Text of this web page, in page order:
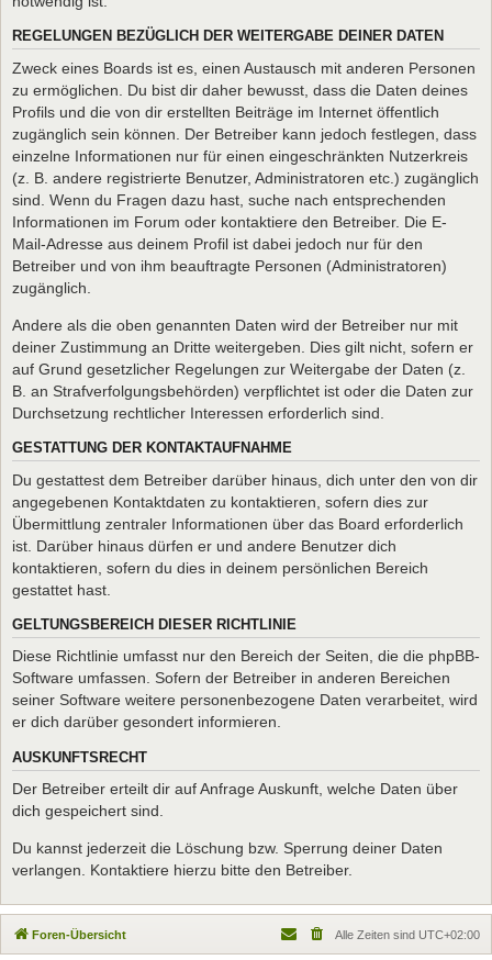
REGELUNGEN BEZÜGLICH DER WEITERGABE DEINER DATEN
Zweck eines Boards ist es, einen Austausch mit anderen Personen
zu ermöglichen. Du bist dir daher bewusst, dass die Daten deines
Profils und die von dir erstellten Beiträge im Internet öffentlich
zugänglich sein können. Der Betreiber kann jedoch festlegen, dass
einzelne Informationen nur für einen eingeschränkten Nutzerkreis
(z. B. andere registrierte Benutzer, Administratoren etc.) zugänglich
sind. Wenn du Fragen dazu hast, suche nach entsprechenden
Informationen im Forum oder kontaktiere den Betreiber. Die E-
Mail-Adresse aus deinem Profil ist dabei jedoch nur für den
Betreiber und von ihm beauftragte Personen (Administratoren)
zugänglich.
Andere als die oben genannten Daten wird der Betreiber nur mit
deiner Zustimmung an Dritte weitergeben. Dies gilt nicht, sofern er
auf Grund gesetzlicher Regelungen zur Weitergabe der Daten (z.
B. an Strafverfolgungsbehörden) verpflichtet ist oder die Daten zur
Durchsetzung rechtlicher Interessen erforderlich sind.
GESTATTUNG DER KONTAKTAUFNAHME
Du gestattest dem Betreiber darüber hinaus, dich unter den von dir
angegebenen Kontaktdaten zu kontaktieren, sofern dies zur
Übermittlung zentraler Informationen über das Board erforderlich
ist. Darüber hinaus dürfen er und andere Benutzer dich
kontaktieren, sofern du dies in deinem persönlichen Bereich
gestattet hast.
GELTUNGSBEREICH DIESER RICHTLINIE
Diese Richtlinie umfasst nur den Bereich der Seiten, die die phpBB-
Software umfassen. Sofern der Betreiber in anderen Bereichen
seiner Software weitere personenbezogene Daten verarbeitet, wird
er dich darüber gesondert informieren.
AUSKUNFTSRECHT
Der Betreiber erteilt dir auf Anfrage Auskunft, welche Daten über
dich gespeichert sind.
Du kannst jederzeit die Löschung bzw. Sperrung deiner Daten
verlangen. Kontaktiere hierzu bitte den Betreiber.
Foren-Übersicht Alle Zeiten sind UTC+02:00